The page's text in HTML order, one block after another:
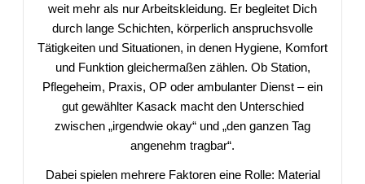
weit mehr als nur Arbeitskleidung. Er begleitet Dich
durch lange Schichten, körperlich anspruchsvolle
Tätigkeiten und Situationen, in denen Hygiene, Komfort
und Funktion gleichermaßen zählen. Ob Station,
Pflegeheim, Praxis, OP oder ambulanter Dienst – ein
gut gewählter Kasack macht den Unterschied
zwischen „irgendwie okay“ und „den ganzen Tag
angenehm tragbar“.
Dabei spielen mehrere Faktoren eine Rolle: Material